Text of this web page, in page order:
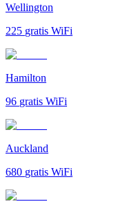
Wellington
225 gratis WiFi
Hamilton
96 gratis WiFi
Auckland
680 gratis WiFi